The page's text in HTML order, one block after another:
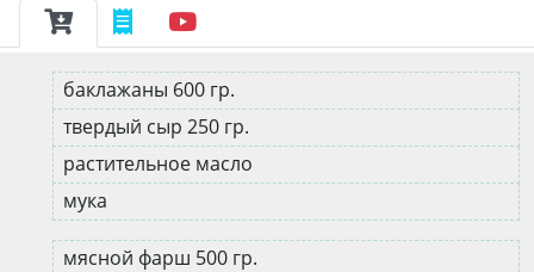
баклажаны 600 гр.
твердый сыр 250 гр.
растительное масло
мука
мясной фарш 500 гр.